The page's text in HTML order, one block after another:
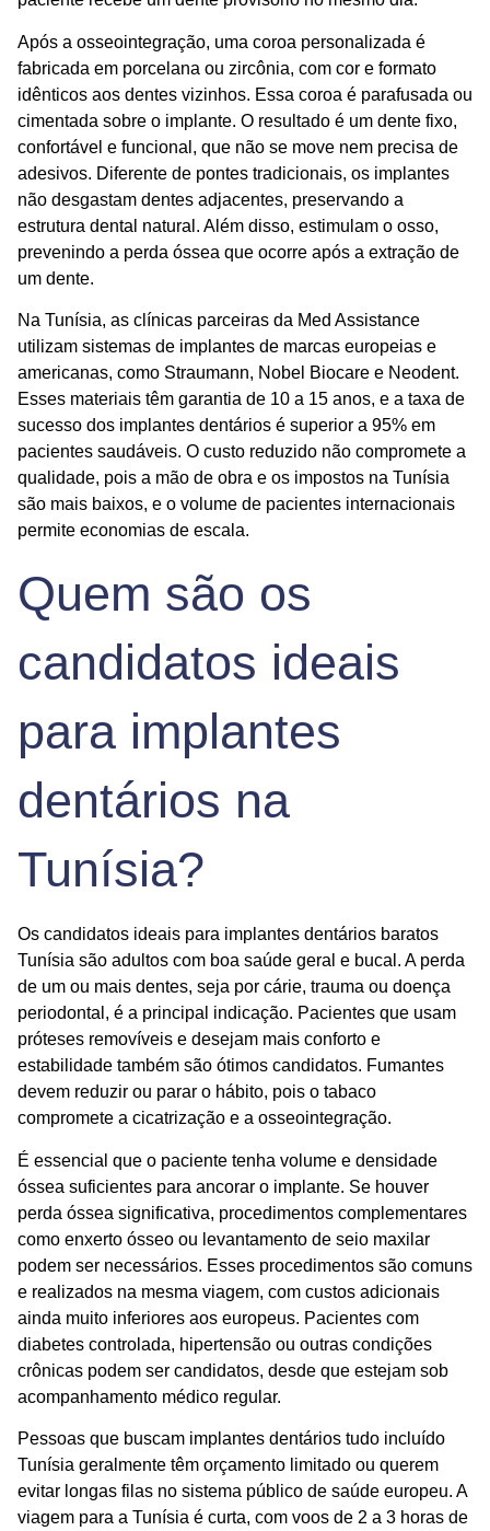
Após a osseointegração, uma coroa personalizada é
fabricada em porcelana ou zircônia, com cor e formato
idênticos aos dentes vizinhos. Essa coroa é parafusada ou
cimentada sobre o implante. O resultado é um dente fixo,
confortável e funcional, que não se move nem precisa de
adesivos. Diferente de pontes tradicionais, os implantes
não desgastam dentes adjacentes, preservando a
estrutura dental natural. Além disso, estimulam o osso,
prevenindo a perda óssea que ocorre após a extração de
um dente.
Na Tunísia, as clínicas parceiras da Med Assistance
utilizam sistemas de implantes de marcas europeias e
americanas, como Straumann, Nobel Biocare e Neodent.
Esses materiais têm garantia de 10 a 15 anos, e a taxa de
sucesso dos implantes dentários é superior a 95% em
pacientes saudáveis. O custo reduzido não compromete a
qualidade, pois a mão de obra e os impostos na Tunísia
são mais baixos, e o volume de pacientes internacionais
permite economias de escala.
Quem são os
candidatos ideais
para implantes
dentários na
Tunísia?
Os candidatos ideais para implantes dentários baratos
Tunísia são adultos com boa saúde geral e bucal. A perda
de um ou mais dentes, seja por cárie, trauma ou doença
periodontal, é a principal indicação. Pacientes que usam
próteses removíveis e desejam mais conforto e
estabilidade também são ótimos candidatos. Fumantes
devem reduzir ou parar o hábito, pois o tabaco
compromete a cicatrização e a osseointegração.
É essencial que o paciente tenha volume e densidade
óssea suficientes para ancorar o implante. Se houver
perda óssea significativa, procedimentos complementares
como enxerto ósseo ou levantamento de seio maxilar
podem ser necessários. Esses procedimentos são comuns
e realizados na mesma viagem, com custos adicionais
ainda muito inferiores aos europeus. Pacientes com
diabetes controlada, hipertensão ou outras condições
crônicas podem ser candidatos, desde que estejam sob
acompanhamento médico regular.
Pessoas que buscam implantes dentários tudo incluído
Tunísia geralmente têm orçamento limitado ou querem
evitar longas filas no sistema público de saúde europeu. A
viagem para a Tunísia é curta, com voos de 2 a 3 horas de